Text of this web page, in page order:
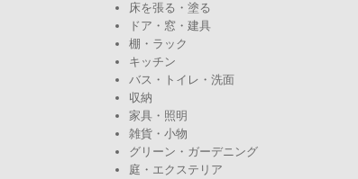
床を張る・塗る
ドア・窓・建具
棚・ラック
キッチン
バス・トイレ・洗面
収納
家具・照明
雑貨・小物
グリーン・ガーデニング
庭・エクステリア